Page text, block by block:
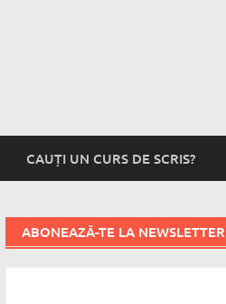
CAUȚI UN CURS DE SCRIS?
ABONEAZĂ-TE LA NEWSLETTER